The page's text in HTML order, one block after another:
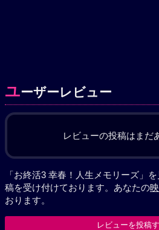
ユーザーレビュー
レビューの投稿はまだ
「お終活3 幸春！人生メモリーズ」
稿を受け付けております。あなたの
おります。
レビューを投稿